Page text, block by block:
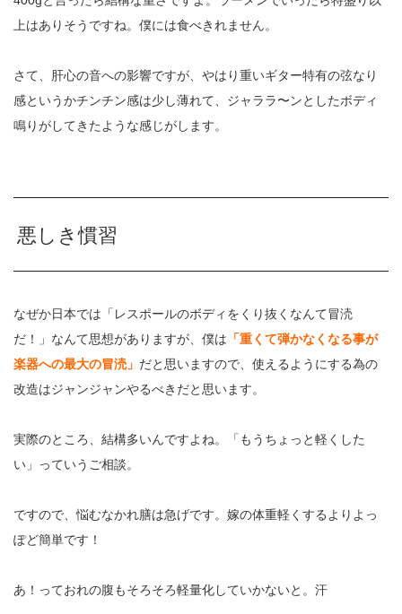
上はありそうですね。僕には食べきれません。
さて、肝心の音への影響ですが、やはり重いギター特有の弦なり
感というかチンチン感は少し薄れて、ジャララ〜ンとしたボディ
鳴りがしてきたような感じがします。
悪しき慣習
なぜか日本では「レスポールのボディをくり抜くなんて冒涜
だ！」なんて思想がありますが、僕は 「重くて弾かなくなる事が
楽器への最大の冒涜」 だと思いますので、使えるようにする為の
改造はジャンジャンやるべきだと思います。
実際のところ、結構多いんですよね。「もうちょっと軽くした
い」っていうご相談。
ですので、悩むなかれ膳は急げです。嫁の体重軽くするよりよっ
ぽど簡単です！
あ！っておれの腹もそろそろ軽量化していかないと。汗